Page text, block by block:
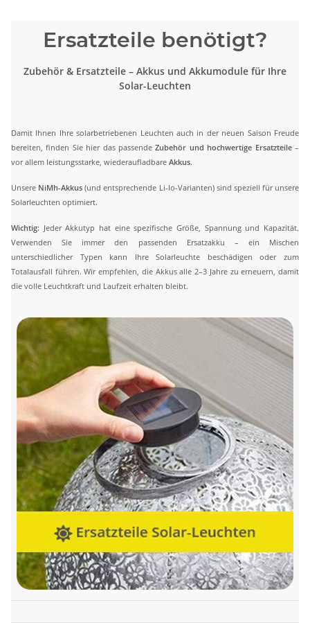
Ersatzteile benötigt?
Zubehör & Ersatzteile – Akkus und Akkumodule für Ihre
Solar-Leuchten
Damit Ihnen Ihre solarbetriebenen Leuchten auch in der neuen Saison Freude
bereiten, finden Sie hier das passende Zubehör und hochwertige Ersatzteile –
vor allem leistungsstarke, wiederaufladbare Akkus.
Unsere NiMh-Akkus (und entsprechende Li-Io-Varianten) sind speziell für unsere
Solarleuchten optimiert.
Wichtig: Jeder Akkutyp hat eine spezifische Größe, Spannung und Kapazität.
Verwenden Sie immer den passenden Ersatzakku – ein Mischen
unterschiedlicher Typen kann Ihre Solarleuchte beschädigen oder zum
Totalausfall führen. Wir empfehlen, die Akkus alle 2–3 Jahre zu erneuern, damit
die volle Leuchtkraft und Laufzeit erhalten bleibt.